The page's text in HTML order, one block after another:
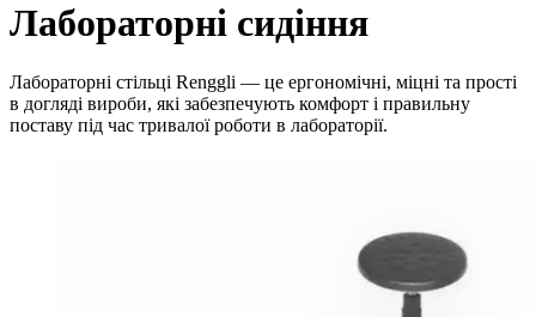
Лабораторні сидіння
Лабораторні стільці Renggli — це ергономічні, міцні та прості
в догляді вироби, які забезпечують комфорт і правильну
поставу під час тривалої роботи в лабораторії.